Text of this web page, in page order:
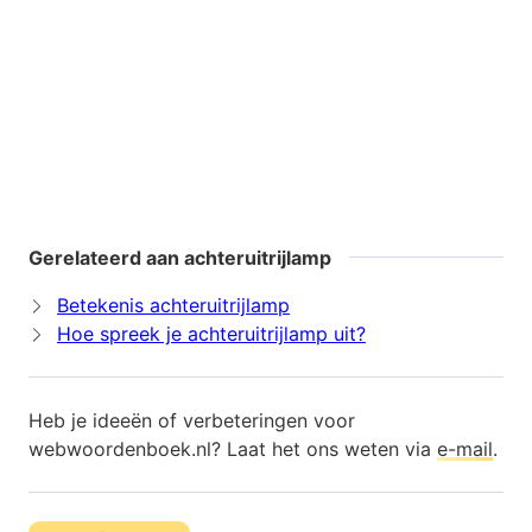
Gerelateerd aan achteruitrijlamp
Betekenis achteruitrijlamp
Hoe spreek je achteruitrijlamp uit?
Heb je ideeën of verbeteringen voor
webwoordenboek.nl? Laat het ons weten via e-mail.